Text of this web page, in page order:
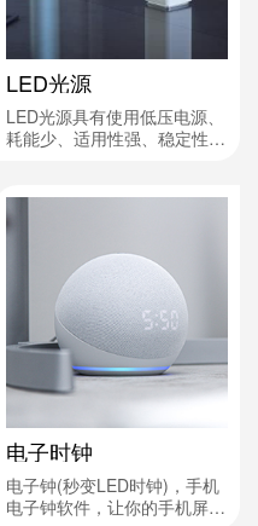
LED光源
LED光源具有使用低压电源、
耗能少、适用性强、稳定性
价格较现有照明器材昂贵，仍
被认为是它将不可避免地现有
电子时钟
电子钟(秒变LED时钟)，手机
电子钟软件，让你的手机屏幕